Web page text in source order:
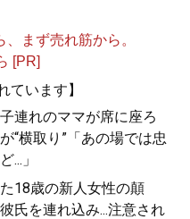
まず売れ筋から。
[PR]
ています】
連れのママが席に座ろ
“横取り”「あの場では忠
...」
18歳の新人女性の顛
氏を連れ込み...注意され